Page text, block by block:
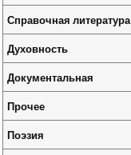
Справочная литература
Духовность
Документальная
Прочее
Поэзия